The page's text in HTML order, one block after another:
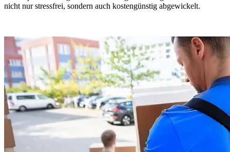
nicht nur stressfrei, sondern auch kostengünstig abgewickelt.